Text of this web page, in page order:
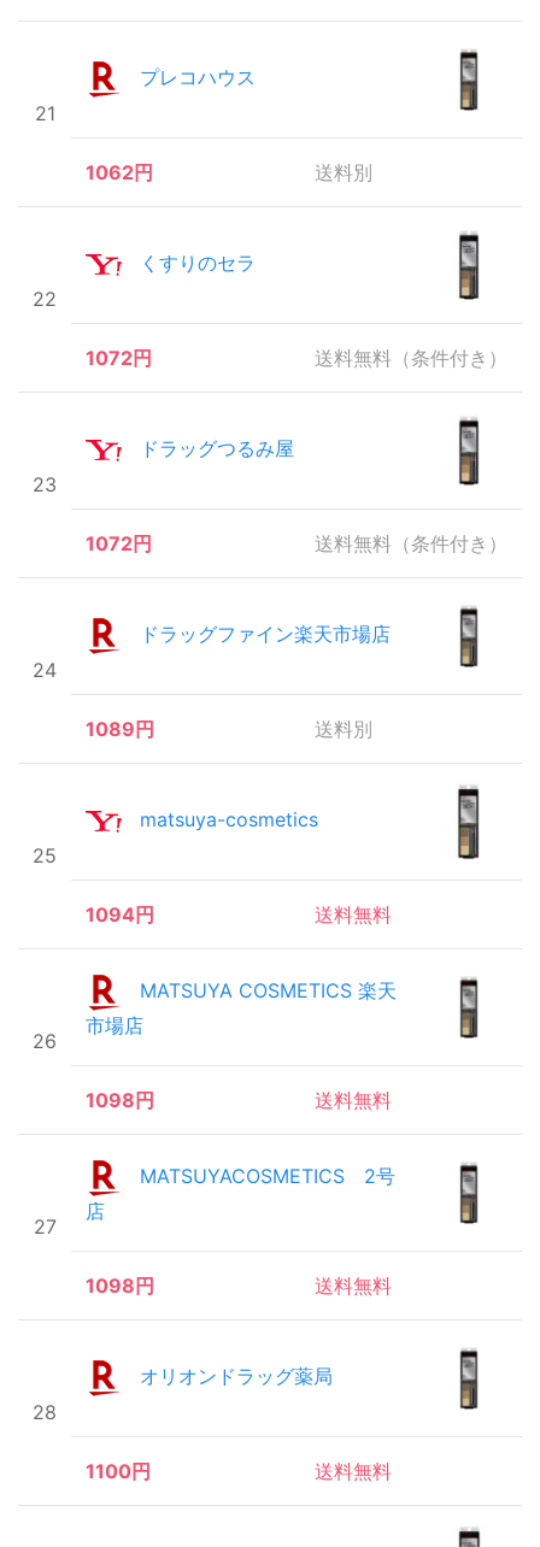
21
プレコハウス
1062円 送料別
22
くすりのセラ
1072円 送料無料（条件付き）
23
ドラッグつるみ屋
1072円 送料無料（条件付き）
24
ドラッグファイン楽天市場店
1089円 送料別
25
matsuya-cosmetics
1094円 送料無料
26
MATSUYA COSMETICS 楽天
市場店
1098円 送料無料
27
MATSUYACOSMETICS 2号
店
1098円 送料無料
28
オリオンドラッグ薬局
1100円 送料無料